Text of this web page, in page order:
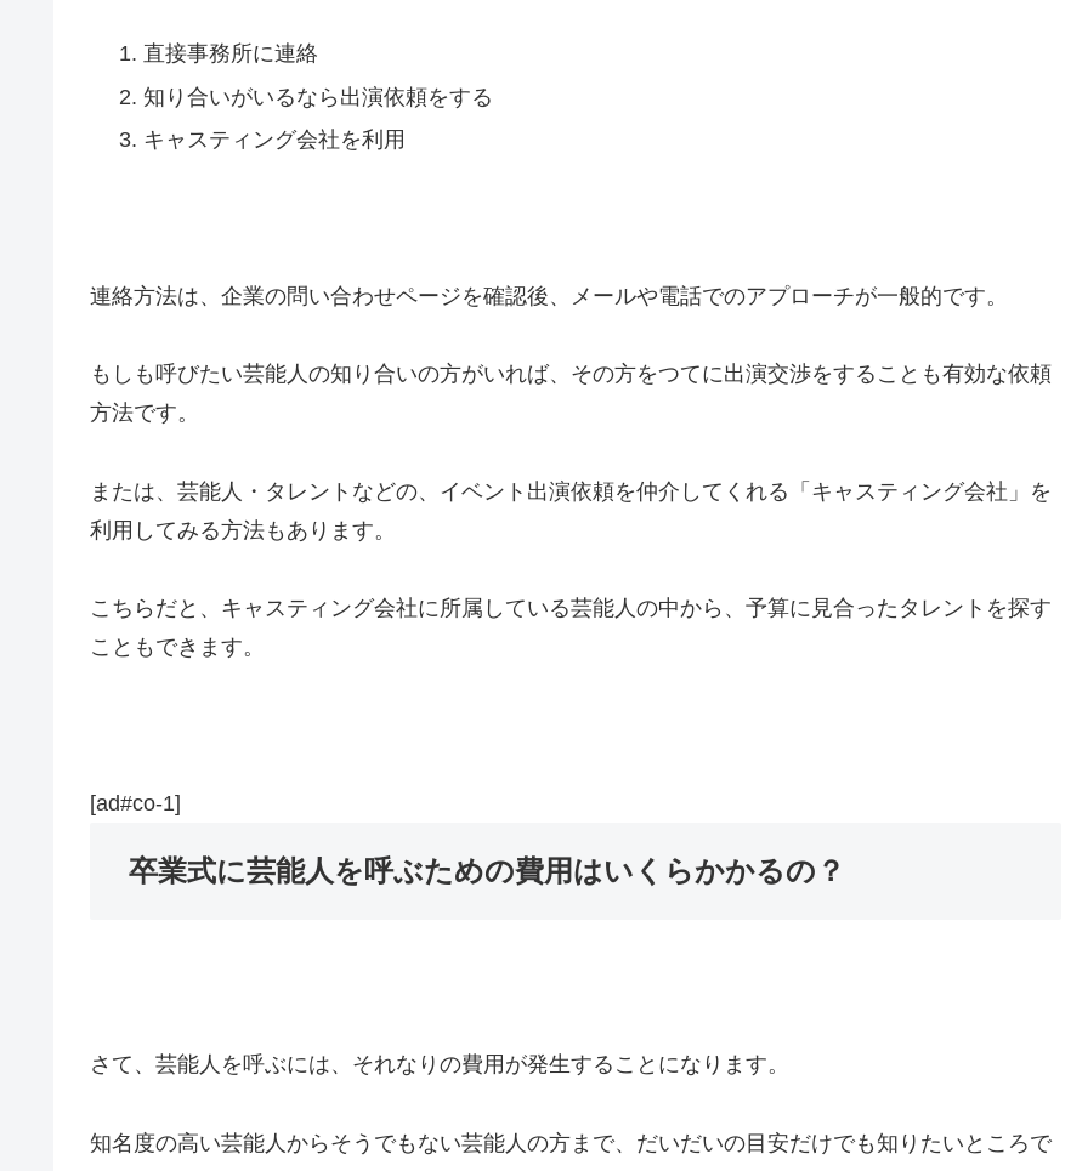
直接事務所に連絡
知り合いがいるなら出演依頼をする
キャスティング会社を利用
連絡方法は、企業の問い合わせページを確認後、メールや電話でのアプローチが一般的です。
もしも呼びたい芸能人の知り合いの方がいれば、その方をつてに出演交渉をすることも有効な依頼
方法です。
または、芸能人・タレントなどの、イベント出演依頼を仲介してくれる「キャスティング会社」を
利用してみる方法もあります。
こちらだと、キャスティング会社に所属している芸能人の中から、予算に見合ったタレントを探す
こともできます。
[ad#co-1]
卒業式に芸能人を呼ぶための費用はいくらかかるの？
さて、芸能人を呼ぶには、それなりの費用が発生することになります。
知名度の高い芸能人からそうでもない芸能人の方まで、だいだいの目安だけでも知りたいところで